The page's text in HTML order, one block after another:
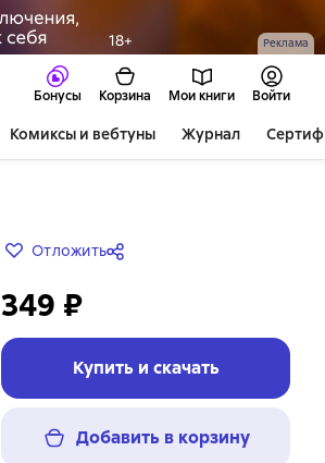
Реклама
Бонусы Корзина Мои книги Войти
Комиксы и вебтуны Журнал
Отложить
349 ₽
Купить и скачать
Добавить в корзину